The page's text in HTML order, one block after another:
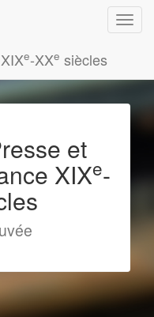
e-XXe siècles
et
XIXe-